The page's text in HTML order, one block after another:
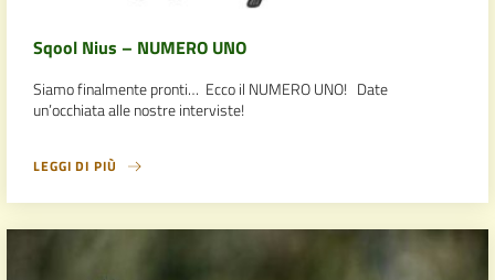
Sqool Nius – NUMERO UNO
Siamo finalmente pronti… Ecco il NUMERO UNO! Date
un’occhiata alle nostre interviste!
LEGGI DI PIÙ